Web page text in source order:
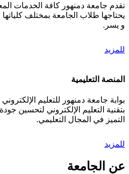
تقدم جامعة دمنهور كافة الخدمات
يحتاجها طلاب الجامعة بمختلف
و يسر.
للمزيد
المنصة التعليمية
بوابة جامعة دمنهور للتعليم
بتقنية التعليم الإلكتروني لتحسين
التميز في المجال التعليمي.
للمزيد
عن الجامعة